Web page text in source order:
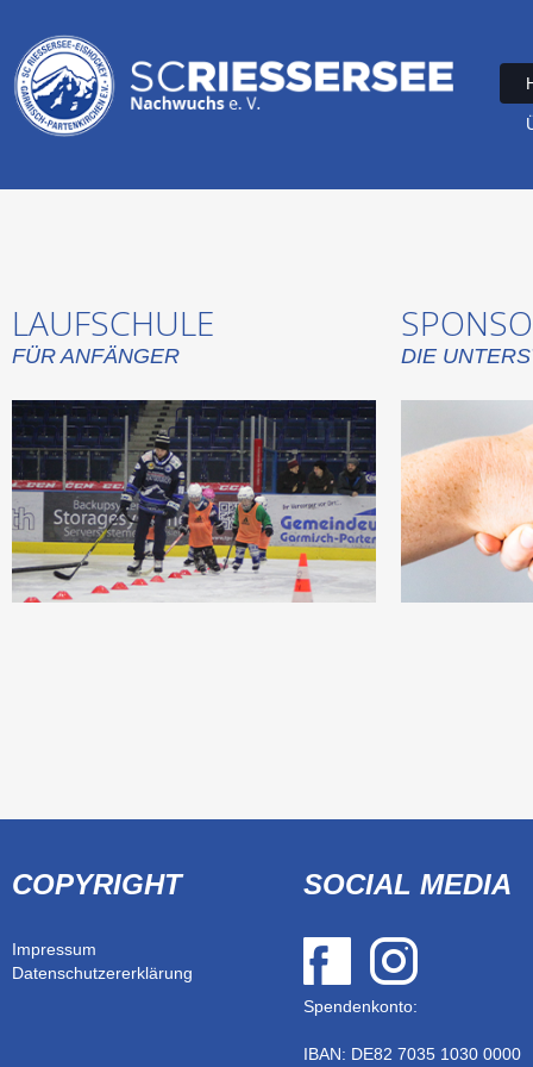
LAUFSCHULE
FÜR ANFÄNGER DIE
COPYRIGHT
Impressum
Datenschutzererklärung
SOCIAL MEDIA
Spendenkonto:
IBAN: DE827035 1030 0000